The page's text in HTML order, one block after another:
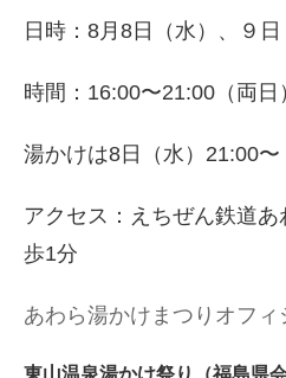
日時：8月8日（水）、９日
時間：16:00〜21:00（両日
湯かけは8日（水）21:00〜
アクセス：えちぜん鉄道
歩1分
あわら湯かけまつりオフ
東山温泉湯かけ祭り（福島県